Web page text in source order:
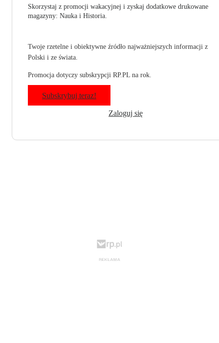
Skorzystaj z promocji wakacyjnej i zyskaj dodatkowe drukowane
magazyny: Nauka i Historia.
Twoje rzetelne i obiektywne źródło najważniejszych informacji z
Polski i ze świata.
Promocja dotyczy subskrypcji RP.PL na rok.
Subskrybuj teraz!
Zaloguj się